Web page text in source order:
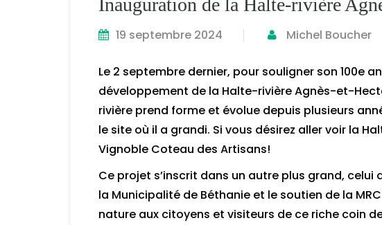
Inauguration de la Halte-rivière
19 septembre 2024 Michel Boucher
Le 2 septembre dernier, pour souligner son 100e
développement de la Halte-rivière Agnès-et-
rivière prend forme et évolue depuis plusieurs
le site où il a grandi. Si vous désirez aller voir la
Vignoble Coteau des Artisans!
Ce projet s’inscrit dans un autre plus grand,
la Municipalité de Béthanie et le soutien de la
nature aux citoyens et visiteurs de ce riche coin